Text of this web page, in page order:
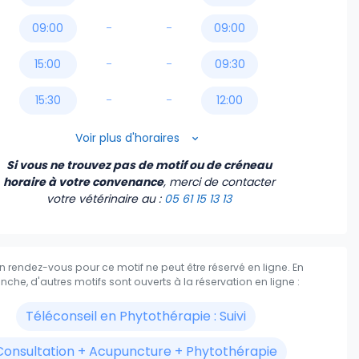
09:00
15:00
15:30
17:30
-
-
-
-
-
-
09:00
09:30
12:00
13:00
14:30
15:30
16:00
Voir plus d'horaires
Si vous ne trouvez pas de motif ou de créneau
horaire à votre convenance, merci de contacter
votre vétérinaire au : 05 61 15 13 13
rendez-vous pour ce motif ne peut être réservé en ligne. En
d'autres motifs sont ouverts à la réservation en ligne :
Téléconseil en Phytothérapie : Suivi
+ Acupuncture + Phytothérapie